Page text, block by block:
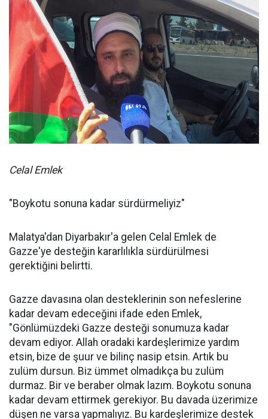
Celal Emlek
"Boykotu sonuna kadar sürdürmeliyiz"
Malatya'dan Diyarbakır'a gelen Celal Emlek de
Gazze'ye desteğin kararlılıkla sürdürülmesi
gerektiğini belirtti.
Gazze davasına olan desteklerinin son nefeslerine
kadar devam edeceğini ifade eden Emlek,
"Gönlümüzdeki Gazze desteği sonumuza kadar
devam ediyor. Allah oradaki kardeşlerimize yardım
etsin, bize de şuur ve bilinç nasip etsin. Artık bu
zulüm dursun. Biz ümmet olmadıkça bu zulüm
durmaz. Bir ve beraber olmak lazım. Boykotu sonuna
kadar devam ettirmek gerekiyor. Bu davada üzerimize
düşen ne varsa yapmalıyız. Bu kardeşlerimize destek